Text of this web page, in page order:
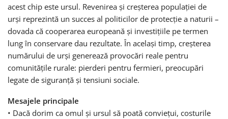
acest chip este ursul. Revenirea și creșterea populației de
urși reprezintă un succes al politicilor de protecție a naturii –
dovada că cooperarea europeană și investițiile pe termen
lung în conservare dau rezultate. În același timp, creșterea
numărului de urși generează provocări reale pentru
comunitățile rurale: pierderi pentru fermieri, preocupări
legate de siguranță și tensiuni sociale.
Mesajele principale
• Dacă dorim ca omul și ursul să poată conviețui, costurile